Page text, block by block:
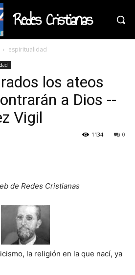
Redes Cristianas
espiritualidad
los ateos
a Dios --
Vigil
0
1134
de Redes Cristianas
la religión en la que nací, ya